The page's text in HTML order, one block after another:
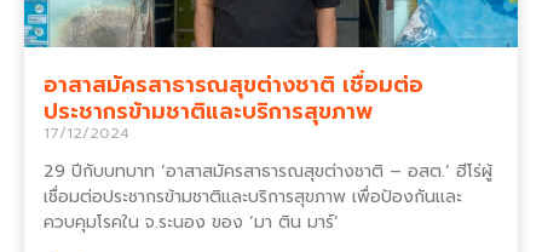
อาสาสมัครสาธารณสุขต่างชาติ เชื่อมต่อ
ประชากรข้ามชาติและบริการสุขภาพ
17/12/2024
29 ปีกับบทบาท ‘อาสาสมัครสาธารณสุขต่างชาติ – อสต.’ ฮีโร่ผู้
เชื่อมต่อประชากรข้ามชาติและบริการสุขภาพ เพื่อป้องกันและ
ควบคุมโรคใน จ.ระนอง ของ ‘มา ติน มาร์’